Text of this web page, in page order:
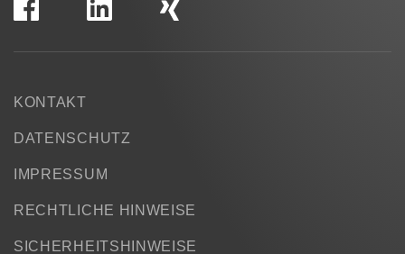
KONTAKT
DATENSCHUTZ
IMPRESSUM
RECHTLICHE HINWEISE
SICHERHEITSHINWEISE